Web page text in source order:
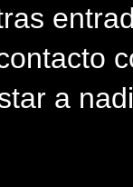
a